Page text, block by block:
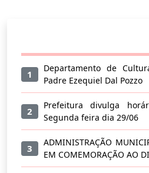
1
Departamento de
Padre Ezequiel Dal Pozzo
2
Prefeitura divulga
Segunda feira dia 29/06
3
ADMINISTRAÇÃO
EM COMEMORAÇÃO AO